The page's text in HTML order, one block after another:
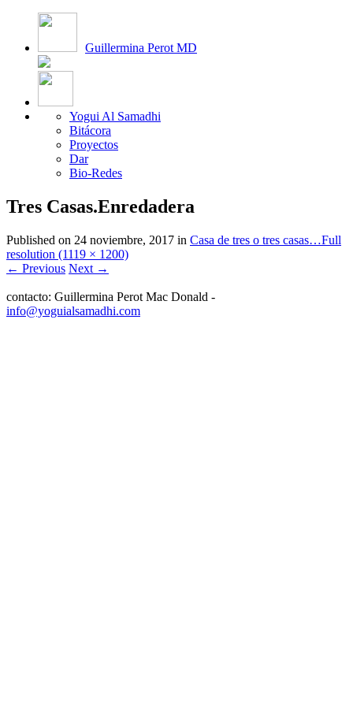
Guillermina Perot MD
Yogui Al Samadhi
Bitácora
Proyectos
Dar
Bio-Redes
Tres Casas.Enredadera
Published on 24 noviembre, 2017 in Casa de tres o tres casas…Full
resolution (1119 × 1200)
← Previous Next →
contacto: Guillermina Perot Mac Donald -
info@yoguialsamadhi.com